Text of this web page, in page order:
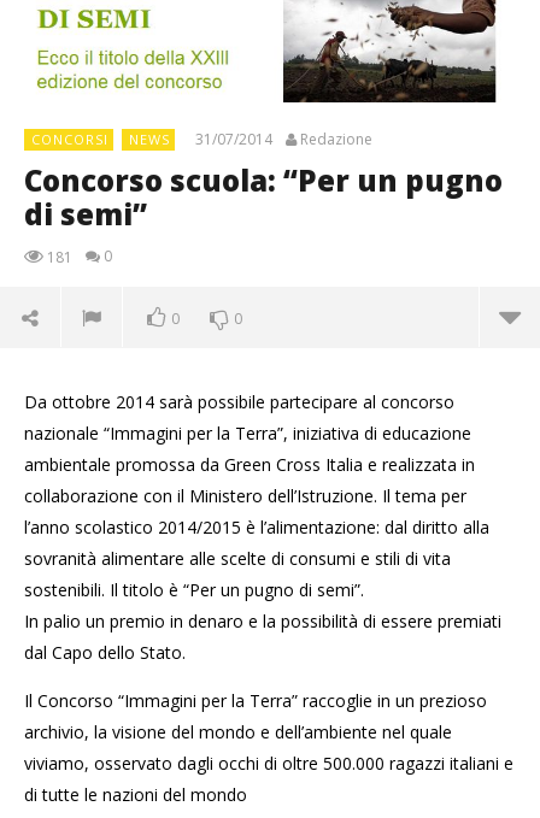
CONCORSI NEWS 31/07/2014 Redazione
Concorso scuola: “Per un pugno
di semi”
181 0
0 0
NOW VIEWING
Concorso scuola: “Per un pugno di semi”
31/07/2014
Da ottobre 2014 sarà possibile partecipare al concorso
nazionale “Immagini per la Terra”, iniziativa di educazione
ambientale promossa da Green Cross Italia e realizzata in
collaborazione con il Ministero dell’Istruzione. Il tema per
l’anno scolastico 2014/2015 è l’alimentazione: dal diritto alla
sovranità alimentare alle scelte di consumi e stili di vita
sostenibili. Il titolo è “Per un pugno di semi”.
In palio un premio in denaro e la possibilità di essere premiati
dal Capo dello Stato.
Il Concorso “Immagini per la Terra” raccoglie in un prezioso
archivio, la visione del mondo e dell’ambiente nel quale
viviamo, osservato dagli occhi di oltre 500.000 ragazzi italiani e
di tutte le nazioni del mondo